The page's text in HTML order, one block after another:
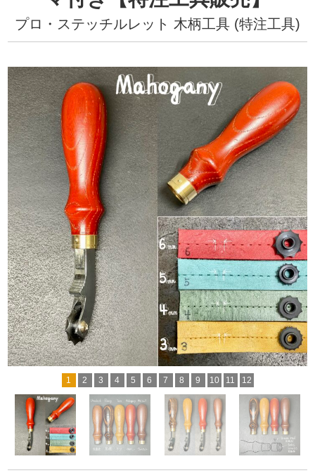
プロ・ステッチルレット 木柄工具 (特注工具)
1 2 3 4 5 6 7 8 9 10 11 12